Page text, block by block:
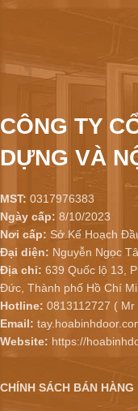
CÔNG TY
DỰNG VÀ
MST: 0317976383
Ngày cấp: 8/10/2023
Nơi cấp: Sở Kế Hoạch
Đại diện: Nguyễn Ngọc
Địa chỉ: 639 Quốc lộ 13,
Đức, Thành phố Hồ Chí
Hotline: 0813112727 ( Mr
Email:
Website: https://
CHÍNH SÁCH BÁN HÀNG